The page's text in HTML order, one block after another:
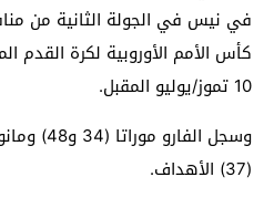
في نيس في الجولة الثانية من
كأس الأمم الأوروبية لكرة القدم
10 تموز/يوليو المقبل.
وسجل
(37) الأهداف.